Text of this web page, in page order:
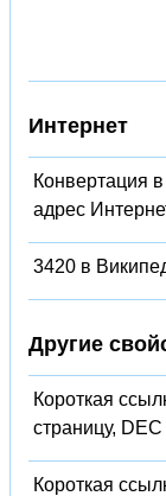
Интернет
Конвертация
адрес
3420 в
Другие
Короткая
страницу, DEC
Короткая